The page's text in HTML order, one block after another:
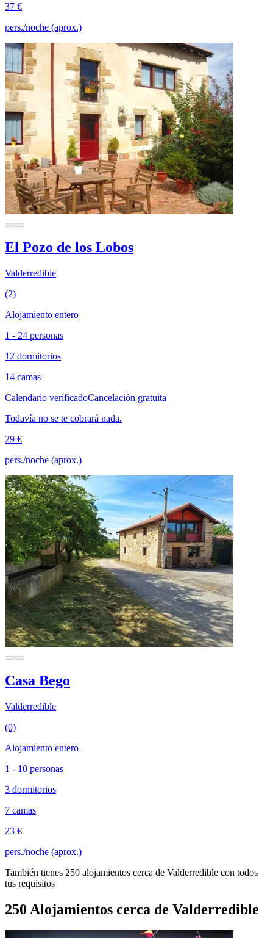
37 €
pers./noche (aprox.)
El Pozo de los Lobos
Valderredible
(2)
Alojamiento entero
1 - 24 personas
12 dormitorios
14 camas
Calendario verificadoCancelación gratuita
Todavía no se te cobrará nada.
29 €
pers./noche (aprox.)
Casa Bego
Valderredible
(0)
Alojamiento entero
1 - 10 personas
3 dormitorios
7 camas
23 €
pers./noche (aprox.)
También tienes 250 alojamientos cerca de Valderredible con todos
tus requisitos
250 Alojamientos cerca de Valderredible